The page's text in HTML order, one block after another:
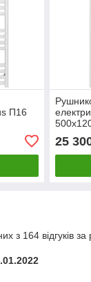
П16
WD04,
25
з 164 відгуків за